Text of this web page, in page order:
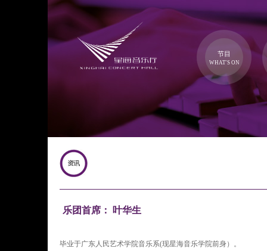
节目
WHAT'S ON
乐团首席： 叶华生
毕业于广东人民艺术学院音乐系(现星海音乐学院前身）。